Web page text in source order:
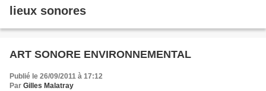
lieux sonores
ART SONORE ENVIRONNEMENTAL
Publié le 26/09/2011 à 17:12
Par Gilles Malatray